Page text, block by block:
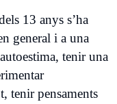
13 anys s’ha
general i a una
tenir una
tenir pensaments